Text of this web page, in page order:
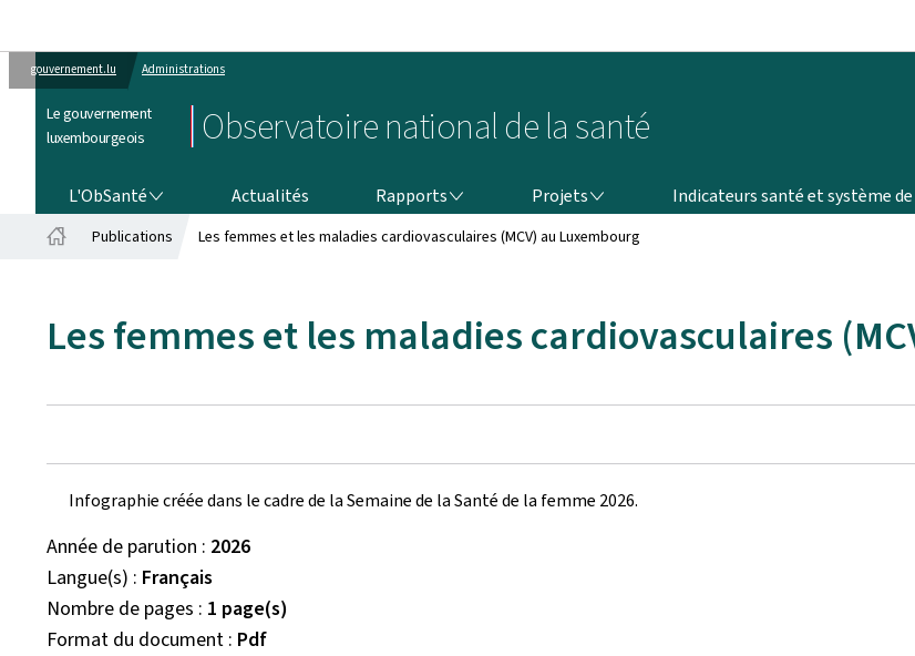
gouvernement.lu Administrations
Le gouvernement
luxembourgeois
Observatoire national de la santé
L'ObSanté Actualités Rapports Projets Indicateurs santé et système
Publications Les femmes et les maladies cardiovasculaires (MCV) au Luxembourg
Les femmes et les maladies cardiovasculaires
Infographie créée dans le cadre de la Semaine de la Santé de la femme 2026.
Année de parution 2026
Langue(s) Français
Nombre de pages 1 page(s)
Format du document Pdf